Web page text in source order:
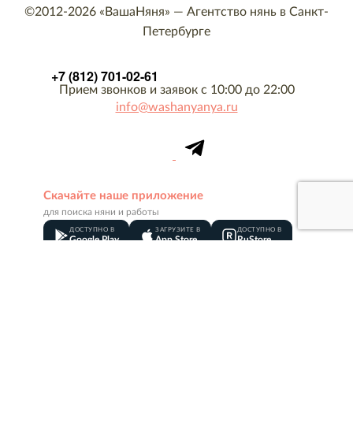
©2012-2026 «ВашаНяня» — Агентство нянь в Санкт-
Петербурге
+7 (812) 701-02-61
Прием звонков и заявок с 10:00 до 22:00
info@washanyanya.ru
Скачайте наше приложение
для поиска няни и работы
ДОСТУПНО В
Google Play
ЗАГРУЗИТЕ В
App Store
ДОСТУПНО В
RuStore